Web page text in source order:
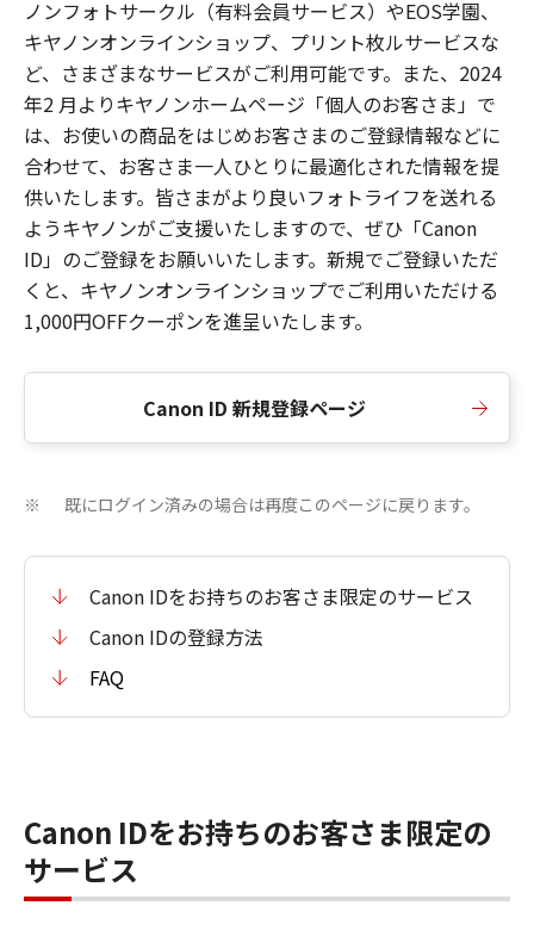
ノンフォトサークル（有料会員サービス）やEOS学園、
キヤノンオンラインショップ、プリント枚ルサービスな
ど、さまざまなサービスがご利用可能です。また、2024
年2 月よりキヤノンホームページ「個人のお客さま」で
は、お使いの商品をはじめお客さまのご登録情報などに
合わせて、お客さま一人ひとりに最適化された情報を提
供いたします。皆さまがより良いフォトライフを送れる
ようキヤノンがご支援いたしますので、ぜひ「Canon
ID」のご登録をお願いいたします。新規でご登録いただ
くと、キヤノンオンラインショップでご利用いただける
1,000円OFFクーポンを進呈いたします。
Canon ID 新規登録ページ
※ 既にログイン済みの場合は再度このページに戻ります。
Canon IDをお持ちのお客さま限定のサービス
Canon IDの登録方法
FAQ
Canon IDをお持ちのお客さま限定の
サービス